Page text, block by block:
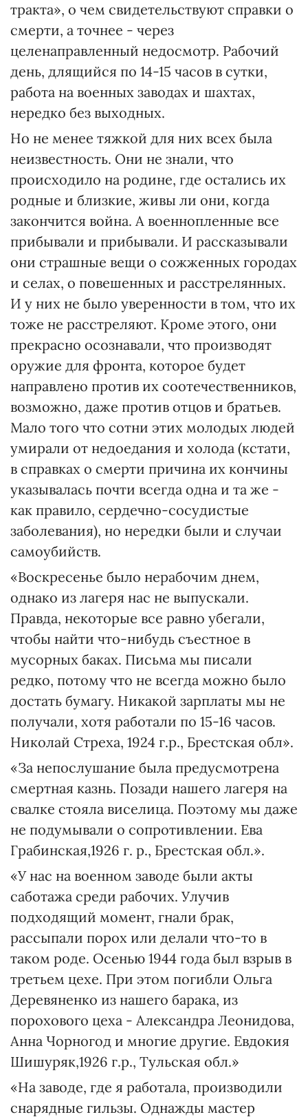
тракта», о чем свидетельствуют справки о
смерти, а точнее - через
целенаправленный недосмотр. Рабочий
день, длящийся по 14-15 часов в сутки,
работа на военных заводах и шахтах,
нередко без выходных.
Но не менее тяжкой для них всех была
неизвестность. Они не знали, что
происходило на родине, где остались их
родные и близкие, живы ли они, когда
закончится война. А военнопленные все
прибывали и прибывали. И рассказывали
они страшные вещи о сожженных городах
и селах, о повешенных и расстрелянных.
И у них не было уверенности в том, что их
тоже не расстреляют. Кроме этого, они
прекрасно осознавали, что производят
оружие для фронта, которое будет
направлено против их соотечественников,
возможно, даже против отцов и братьев.
Мало того что сотни этих молодых людей
умирали от недоедания и холода (кстати,
в справках о смерти причина их кончины
указывалась почти всегда одна и та же -
как правило, сердечно-сосудистые
заболевания), но нередки были и случаи
самоубийств.
«Воскресенье было нерабочим днем,
однако из лагеря нас не выпускали.
Правда, некоторые все равно убегали,
чтобы найти что-нибудь съестное в
мусорных баках. Письма мы писали
редко, потому что не всегда можно было
достать бумагу. Никакой зарплаты мы не
получали, хотя работали по 15-16 часов.
Николай Стреха, 1924 г.р., Брестская обл».
«За непослушание была предусмотрена
смертная казнь. Позади нашего лагеря на
свалке стояла виселица. Поэтому мы даже
не подумывали о сопротивлении. Ева
Грабинская,1926 г. р., Брестская обл.».
«У нас на военном заводе были акты
саботажа среди рабочих. Улучив
подходящий момент, гнали брак,
рассыпали порох или делали что-то в
таком роде. Осенью 1944 года был взрыв в
третьем цехе. При этом погибли Ольга
Деревяненко из нашего барака, из
порохового цеха - Александра Леонидова,
Анна Чорногод и многие другие. Евдокия
Шишуряк,1926 г.р., Тульская обл.»
«На заводе, где я работала, производили
снарядные гильзы. Однажды мастер